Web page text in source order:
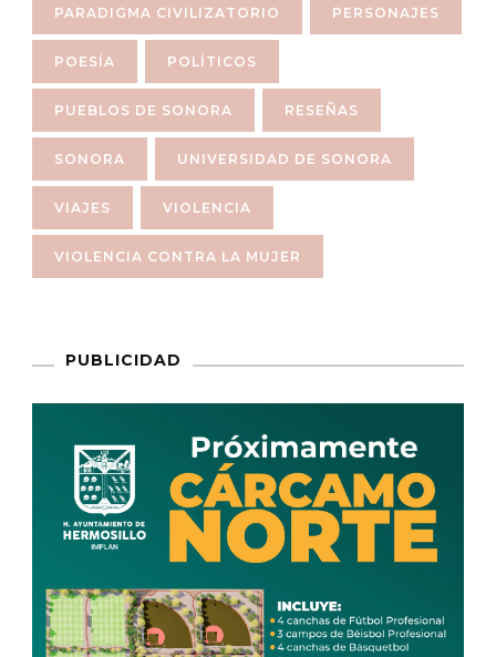
PARADIGMA CIVILIZATORIO PERSONAJES
POESÍA POLÍTICOS
PUEBLOS DE SONORA RESEÑAS
SONORA UNIVERSIDAD DE SONORA
VIAJES VIOLENCIA
VIOLENCIA CONTRA LA MUJER
PUBLICIDAD